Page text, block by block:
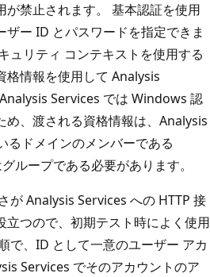
が禁止されます。 基本認証を使用
ー ID とパスワードを指定できま
ュリティ コンテキストを使用する
格情報を使用して Analysis
Services では Windows 認
め、渡される資格情報は、Analysis
るドメインのメンバーである
ループである必要があります。
が Analysis Services への HTTP 接
立つので、初期テスト時によく使用
で、ID として一意のユーザー アカ
Services でそのアカウントのア